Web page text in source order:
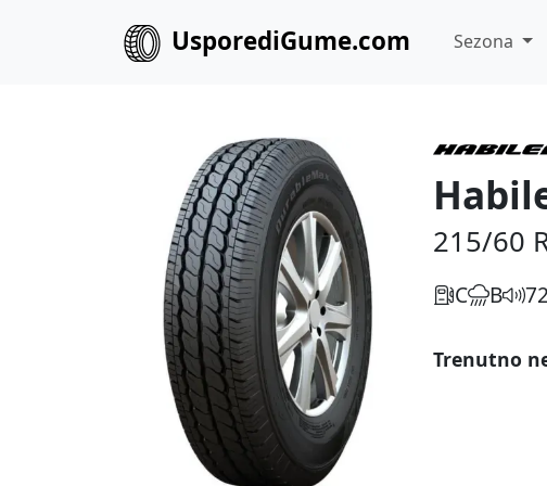
UsporediGume.com Sezona
215/60
C B
Trenutno